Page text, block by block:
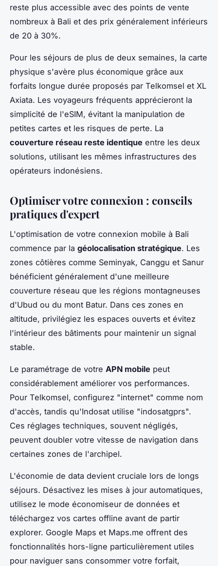
reste plus accessible avec des points de vente
nombreux à Bali et des prix généralement inférieurs
de 20 à 30%.
Pour les séjours de plus de deux semaines, la carte
physique s'avère plus économique grâce aux
forfaits longue durée proposés par Telkomsel et XL
Axiata. Les voyageurs fréquents apprécieront la
simplicité de l'eSIM, évitant la manipulation de
petites cartes et les risques de perte. La
couverture réseau reste identique entre les deux
solutions, utilisant les mêmes infrastructures des
opérateurs indonésiens.
Optimiser votre connexion : conseils
pratiques d'expert
L'optimisation de votre connexion mobile à Bali
commence par la géolocalisation stratégique. Les
zones côtières comme Seminyak, Canggu et Sanur
bénéficient généralement d'une meilleure
couverture réseau que les régions montagneuses
d'Ubud ou du mont Batur. Dans ces zones en
altitude, privilégiez les espaces ouverts et évitez
l'intérieur des bâtiments pour maintenir un signal
stable.
Le paramétrage de votre APN mobile peut
considérablement améliorer vos performances.
Pour Telkomsel, configurez "internet" comme nom
d'accès, tandis qu'Indosat utilise "indosatgprs".
Ces réglages techniques, souvent négligés,
peuvent doubler votre vitesse de navigation dans
certaines zones de l'archipel.
L'économie de data devient cruciale lors de longs
séjours. Désactivez les mises à jour automatiques,
utilisez le mode économiseur de données et
téléchargez vos cartes offline avant de partir
explorer. Google Maps et Maps.me offrent des
fonctionnalités hors-ligne particulièrement utiles
pour naviguer sans consommer votre forfait,